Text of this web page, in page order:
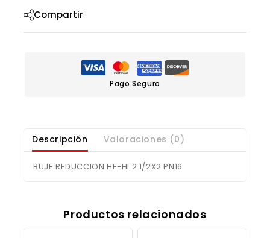
Compartir
Pago Seguro
Descripción Valoraciones (0)
BUJE REDUCCION HE-HI 2 1/2X2 PN16
Productos relacionados